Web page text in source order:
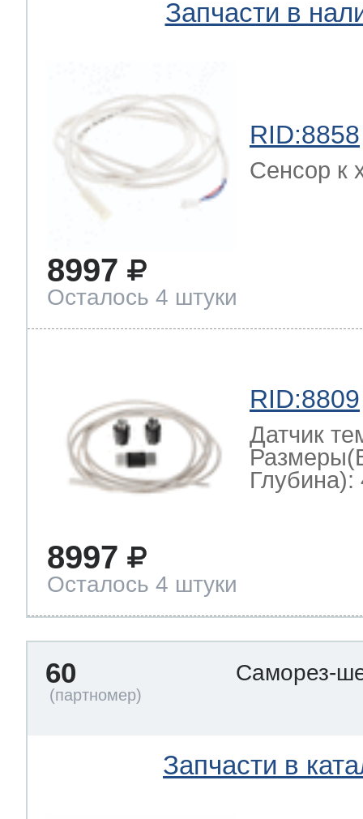
Запчасти в
RID:8858
Сенсор к
8997
Осталось 4 штуки
RID:8809
Датчик
Глубина):
8997
Осталось 4 штуки
60 Саморез-
Запчасти в